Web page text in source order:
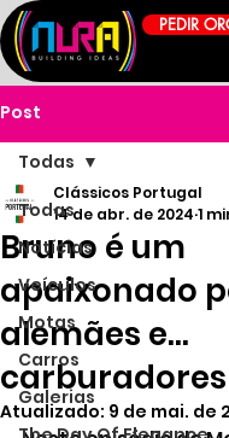
PEDIR
Post
Todas
Notícias
Veículos
Motas
Carros
Galerias
Todas
Bruno é um
apaixonado
alemães e...
Clássicos Portugal
14 de abr. de 2024 1
Atualizado: 9 de mai. de